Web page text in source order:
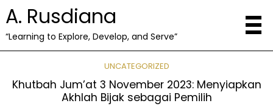
A. Rusdiana
“Learning to Explore, Develop, and Serve”
UNCATEGORIZED
Khutbah Jum’at 3 November 2023: Menyiapkan
Akhlah Bijak sebagai Pemilih